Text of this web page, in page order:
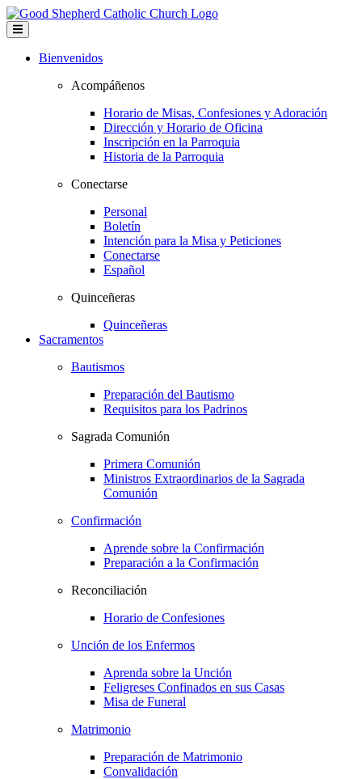
Bienvenidos
Acompáñenos
Horario de Misas, Confesiones y Adoración
Dirección y Horario de Oficina
Inscripción en la Parroquia
Historia de la Parroquia
Conectarse
Personal
Boletín
Intención para la Misa y Peticiones
Conectarse
Español
Quinceñeras
Quinceñeras
Sacramentos
Bautismos
Preparación del Bautismo
Requisitos para los Padrinos
Sagrada Comunión
Primera Comunión
Ministros Extraordinarios de la Sagrada
Comunión
Confirmación
Aprende sobre la Confirmación
Preparación a la Confirmación
Reconciliación
Horario de Confesiones
Unción de los Enfermos
Aprenda sobre la Unción
Feligreses Confinados en sus Casas
Misa de Funeral
Matrimonio
Preparación de Matrimonio
Convalidación